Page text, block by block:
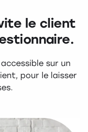
le client
sur un
pour le laisser